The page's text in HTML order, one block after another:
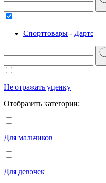
Спорттовары - Дартс
Не отражать уценку
Отобразить категории:
Для мальчиков
Для девочек